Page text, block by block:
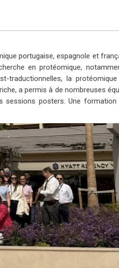
portugaise, espagnole et
en protéomique,
traductionnelles, la
a permis à de nombreuses
sessions posters. Une formation